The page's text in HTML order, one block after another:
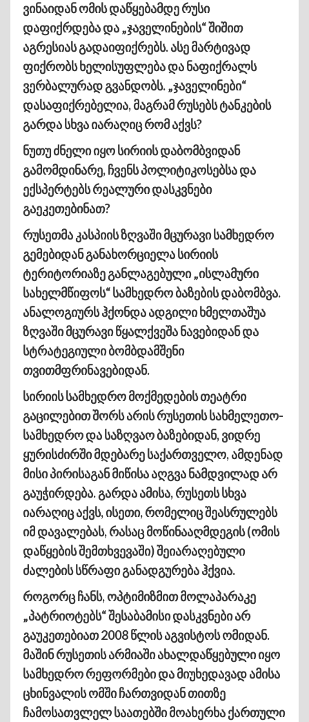
ვინაიდან ომის დაწყებამდე რუსი
დაფიქრდება და „ჯაველინების“ შიშით
აგრესიას გადაიფიქრებს. ასე მარტივად
ფიქრობს ხელისუფლება და ნაფიქრალს
ვერბალურად გვანდობს. „ჯაველინები“
დასაფიქრებელია, მაგრამ რუსებს ტანკების
გარდა სხვა იარაღიც რომ აქვს?
ნუთუ ძნელი იყო სირიის დაბომბვიდან
გამომდინარე, ჩვენს პოლიტიკოსებსა და
ექსპერტებს რეალური დასკვნები
გაეკეთებინათ?
რუსეთმა კასპიის ზღვაში მცურავი სამხედრო
გემებიდან განახორციელა სირიის
ტერიტორიაზე განლაგებული „ისლამური
სახელმწიფოს“ სამხედრო ბაზების დაბომბვა.
ანალოგიურს ჰქონდა ადგილი ხმელთაშუა
ზღვაში მცურავი წყალქვეშა ნავებიდან და
სტრატეგიული ბომბდამშენი
თვითმფრინავებიდან.
სირიის სამხედრო მოქმედების თეატრი
გაცილებით შორს არის რუსეთის სახმელეთო-
სამხედრო და საზღვაო ბაზებიდან, ვიდრე
ყურისძირში მდებარე საქართველო, ამდენად
მისი პირისაგან მიწისა აღგვა ნამდვილად არ
გაუჭირდება. გარდა ამისა, რუსეთს სხვა
იარაღიც აქვს, ისეთი, რომელიც შეასრულებს
იმ დავალებას, რასაც მოწინააღმდეგის (ომის
დაწყების შემთხვევაში) შეიარაღებული
ძალების სწრაფი განადგურება ჰქვია.
როგორც ჩანს, ოპტიმიზმით მოლაპარაკე
„პატრიოტებს“ შესაბამისი დასკვნები არ
გაუკეთებიათ 2008 წლის აგვისტოს ომიდან.
მაშინ რუსეთის არმიაში ახალდაწყებული იყო
სამხედრო რეფორმები და მიუხედავად ამისა
ცხინვალის ომში ჩართვიდან თითზე
ჩამოსათვლელ საათებში მოახერხა ქართული